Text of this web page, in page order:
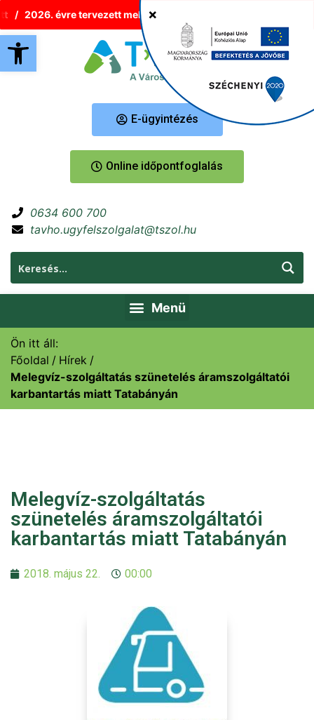
Eszköztár megnyitása
2026. évre tervezett melegvíz-korlátozások Tatabányán
E-ügyintézés
Online időpontfoglalás
0634 600 700
tavho.ugyfelszolgalat@tszol.hu
Ön itt áll:
Főoldal
Hírek
Melegvíz-szolgáltatás szünetelés áramszolgáltatói
karbantartás miatt Tatabányán
Melegvíz-szolgáltatás
szünetelés áramszolgáltatói
karbantartás miatt Tatabányán
2018. május 22. 00:00